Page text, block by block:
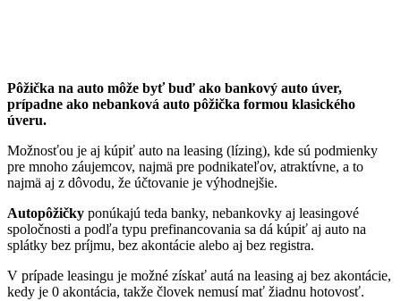
Pôžička na auto môže byť buď ako bankový auto úver,
prípadne ako nebanková auto pôžička formou klasického
úveru.
Možnosťou je aj kúpiť auto na leasing (lízing), kde sú podmienky
pre mnoho záujemcov, najmä pre podnikateľov, atraktívne, a to
najmä aj z dôvodu, že účtovanie je výhodnejšie.
Autopôžičky ponúkajú teda banky, nebankovky aj leasingové
spoločnosti a podľa typu prefinancovania sa dá kúpiť aj auto na
splátky bez príjmu, bez akontácie alebo aj bez registra.
V prípade leasingu je možné získať autá na leasing aj bez akontácie,
kedy je 0 akontácia, takže človek nemusí mať žiadnu hotovosť.